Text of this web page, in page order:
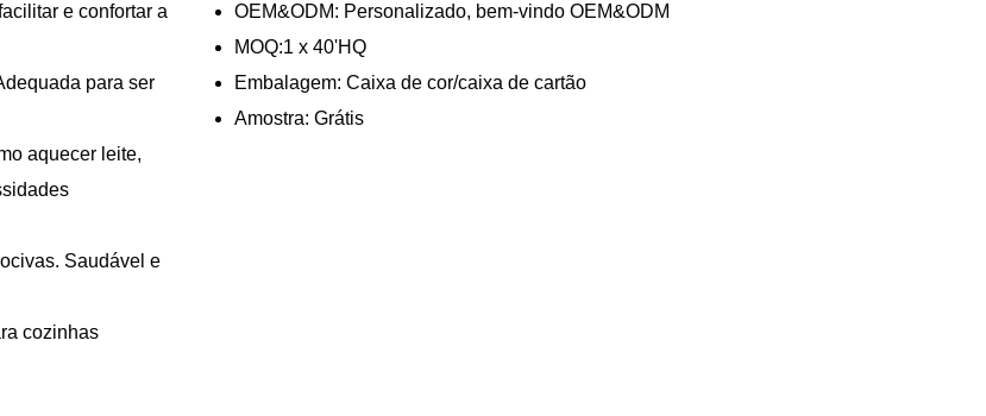
e confortar a
para ser
aquecer leite,
Saudável e
cozinhas
OEM&ODM: Personalizado, bem-vindo OEM&ODM
MOQ:1 x 40'HQ
Embalagem: Caixa de cor/caixa de cartão
Amostra: Grátis